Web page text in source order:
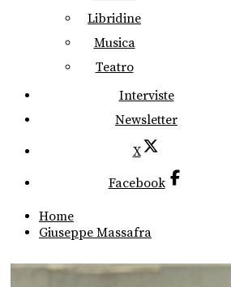
Libridine
Musica
Teatro
Interviste
Newsletter
X
Facebook
Home
Giuseppe Massafra